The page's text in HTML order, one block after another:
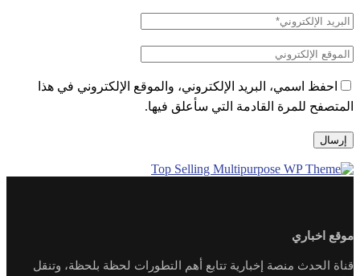
احفظ اسمي، البريد الإلكتروني، والموقع الإلكتروني في هذا
المتصفح للمرة القادمة التي سأعلق فيها.
موقع اخباري
قناة الحدث منصة إخبارية تتابع أهم التطورات لحظة بلحظة، وتنقل